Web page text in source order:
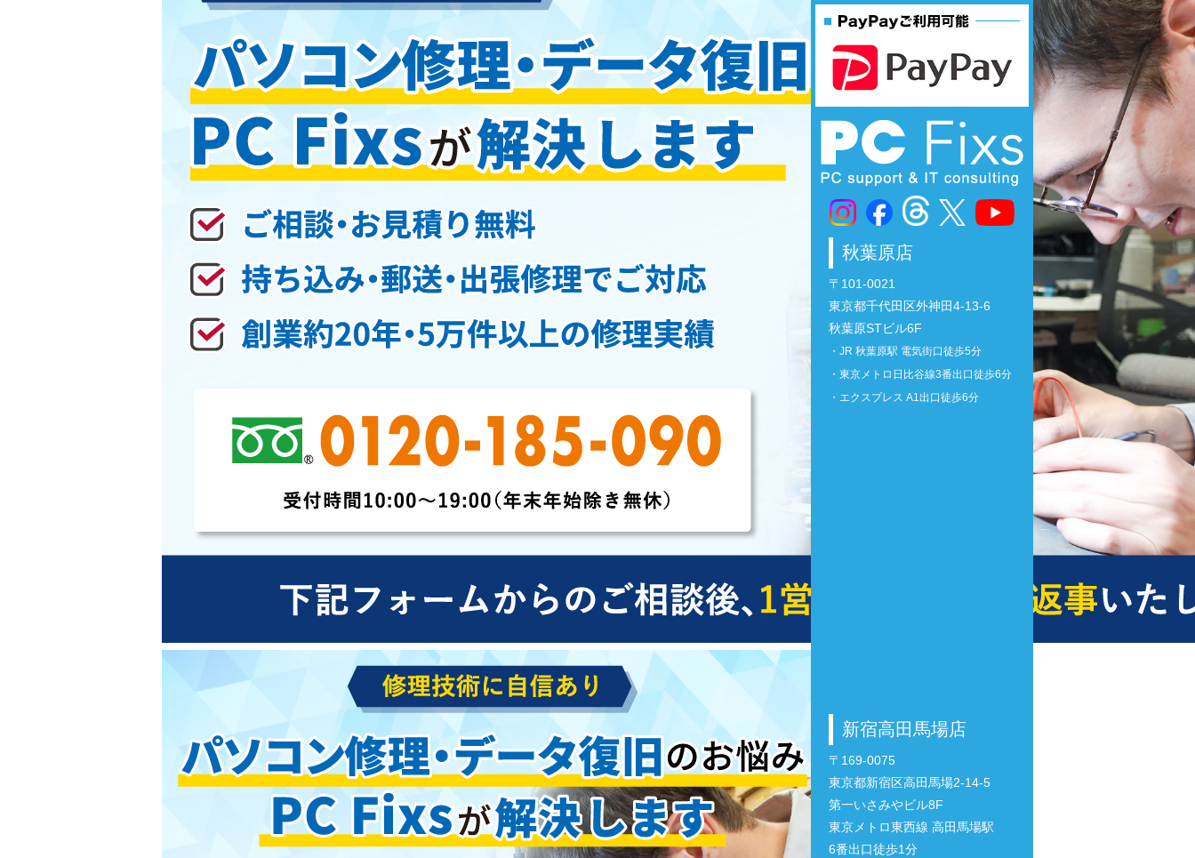
秋葉原店
〒101-0021
東京都千代田区外神田4-13-6
秋葉原STビル6F
・JR 秋葉原駅 電気街口徒歩5分
・東京メトロ日比谷線3番出口徒歩6分
・エクスプレス A1出口徒歩6分
新宿高田馬場店
〒169-0075
東京都新宿区高田馬場2-14-5
第一いさみやビル8F
東京メトロ東西線 高田馬場駅
6番出口徒歩1分